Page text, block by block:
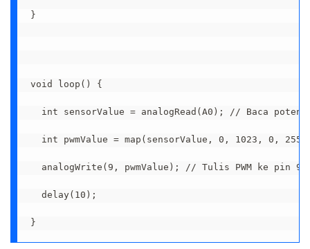
}
void loop() {
int sensorValue = analogRead(A0); // Baca
int pwmValue = map(sensorValue, 0, 1023, 0, 255);
analogWrite(9, pwmValue); // Tulis PWM ke pin 9
delay(10);
}